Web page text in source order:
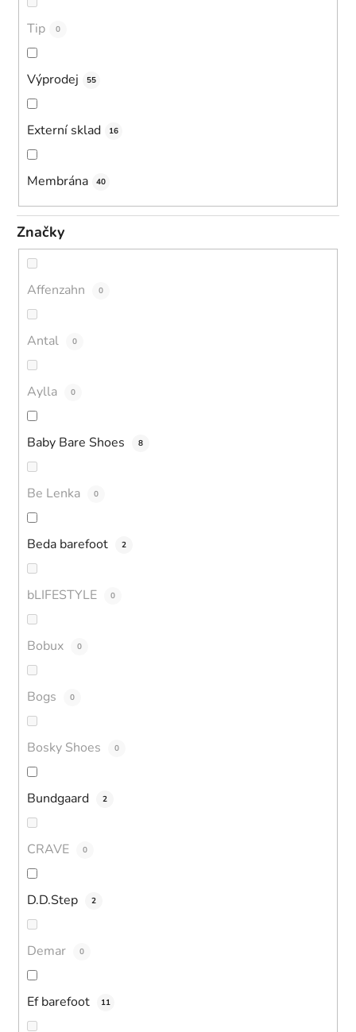
Tip 0
Výprodej 55
Externí sklad 16
Membrána 40
Značky
Affenzahn 0
Antal 0
Aylla 0
Baby Bare Shoes 8
Be Lenka 0
Beda barefoot 2
bLIFESTYLE 0
Bobux 0
Bogs 0
Bosky Shoes 0
Bundgaard 2
CRAVE 0
D.D.Step 2
Demar 0
Ef barefoot 11